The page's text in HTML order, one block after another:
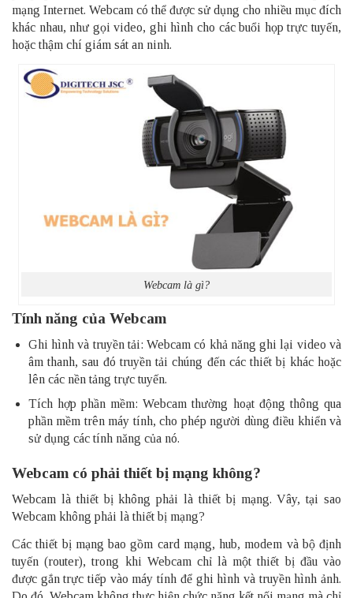
mạng Internet. Webcam có thể được sử dụng cho nhiều mục đích
khác nhau, như gọi video, ghi hình cho các buổi họp trực tuyến,
hoặc thậm chí giám sát an ninh.
Webcam là gì?
Tính năng của Webcam
Ghi hình và truyền tải: Webcam có khả năng ghi lại video và
âm thanh, sau đó truyền tải chúng đến các thiết bị khác hoặc
lên các nền tảng trực tuyến.
Tích hợp phần mềm: Webcam thường hoạt động thông qua
phần mềm trên máy tính, cho phép người dùng điều khiển và
sử dụng các tính năng của nó.
Webcam có phải thiết bị mạng không?
Webcam là thiết bị không phải là thiết bị mạng. Vây, tại sao
Webcam không phải là thiết bị mạng?
Các thiết bị mạng bao gồm card mạng, hub, modem và bộ định
tuyến (router), trong khi Webcam chỉ là một thiết bị đầu vào
được gắn trực tiếp vào máy tính để ghi hình và truyền hình ảnh.